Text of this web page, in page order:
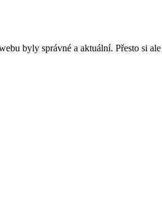
byly správné a aktuální. Přesto si